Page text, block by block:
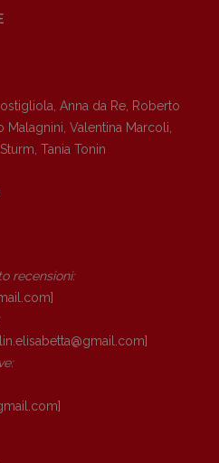
Anna da Re Roberto
Malagnini Valentina Marcoli
Tania Tonin
recensioni:
com]